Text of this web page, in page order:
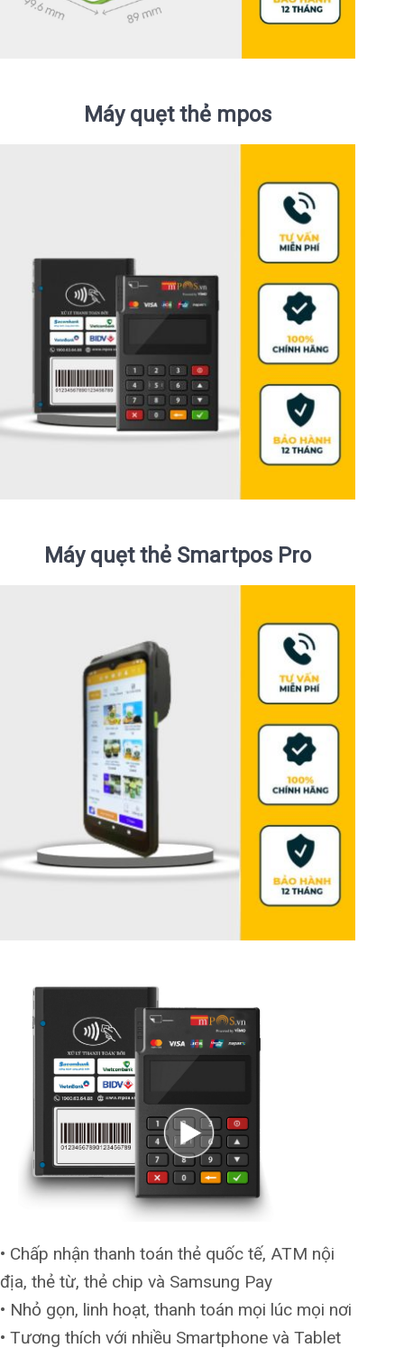
Máy quẹt thẻ mpos
Máy quẹt thẻ Smartpos Pro
• Chấp nhận thanh toán thẻ quốc tế, ATM nội
địa, thẻ từ, thẻ chip và Samsung Pay
• Nhỏ gọn, linh hoạt, thanh toán mọi lúc mọi nơi
• Tương thích với nhiều Smartphone và Tablet